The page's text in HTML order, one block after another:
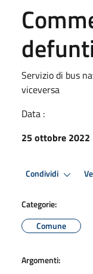
Servizio di bus
viceversa
Data :
25 ottobre 2022
Condividi
Categorie:
Comune
Argomenti: